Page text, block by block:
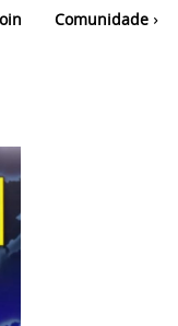
Comunidade